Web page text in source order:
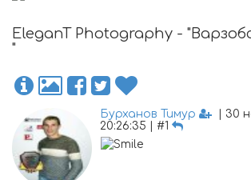
EleganT Photography -
"
Бурханов Тимур
| 30
20:26:35 | #1